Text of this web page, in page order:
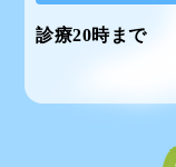
診療20時まで